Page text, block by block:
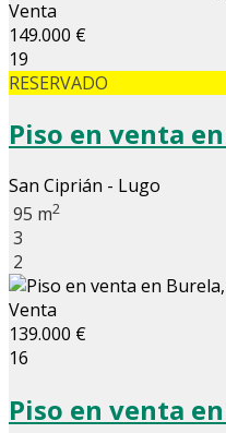
Venta
149.000 €
19
RESERVADO
Piso en venta
San Ciprián - Lugo
95 m2
3
2
Venta
139.000 €
16
Piso en venta